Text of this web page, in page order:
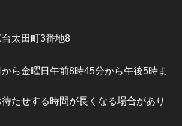
太田町3番地8
ら金曜日午前8時45分から午後5時ま
たせする時間が長くなる場合があり